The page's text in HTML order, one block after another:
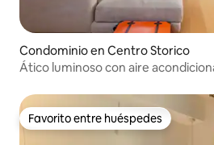
Condominio en Centro Storico
Ático luminoso con aire
Favorito entre huéspedes
Favorito entre huéspedes